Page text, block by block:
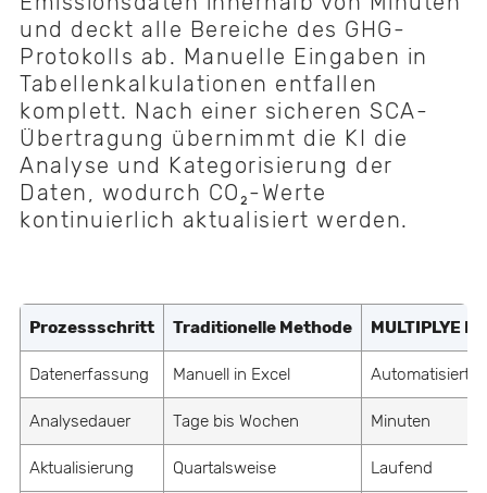
und deckt alle Bereiche des GHG-
Protokolls ab. Manuelle Eingaben in
Tabellenkalkulationen entfallen
komplett. Nach einer sicheren SCA-
Übertragung übernimmt die KI die
Analyse und Kategorisierung der
Daten, wodurch CO₂-Werte
kontinuierlich aktualisiert werden.
Prozessschritt Traditionelle Methode MULTIPLYE
Datenerfassung Manuell in Excel Automatisiert
Analysedauer Tage bis Wochen Minuten
Aktualisierung Quartalsweise Laufend